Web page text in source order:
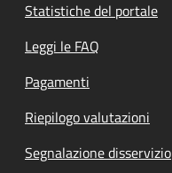
Statistiche del portale
Leggi le FAQ
Pagamenti
Riepilogo valutazioni
Segnalazione disservizio